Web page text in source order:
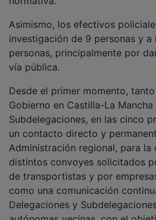
Asimismo, los efectivos
investigación de 9 personas y a
personas, principalmente por
vía pública.
Desde el primer momento, tanto
Gobierno en Castilla-La Mancha
Subdelegaciones, en las cinco
un contacto directo y
Administración regional, para la
distintos convoyes solicitados
de transportistas y por
como una comunicación
Delegaciones y